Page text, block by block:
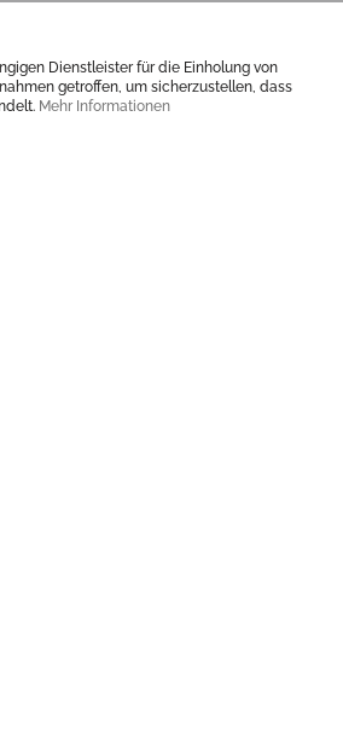
Dienstleister für die Einholung von
getroffen, um sicherzustellen, dass
Mehr Informationen